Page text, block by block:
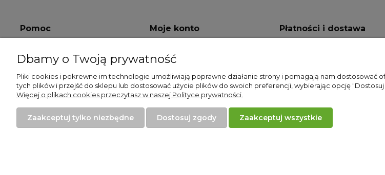
Pomoc Moje konto
Przechowalnia
Płatności i dostawa
ODSTĄP OD
Dbamy o Twoją prywatność
Pliki cookies i pokrewne im technologie umożliwiają poprawne działanie strony i pomagają nam
tych plików i przejść do sklepu lub dostosować użycie plików do swoich preferencji, wybierając opcję "Dostosuj
Więcej o plikach cookies przeczytasz w naszej Polityce prywatności.
Zaakceptuj tylko niezbędne Dostosuj zgody Zaakceptuj wszystkie